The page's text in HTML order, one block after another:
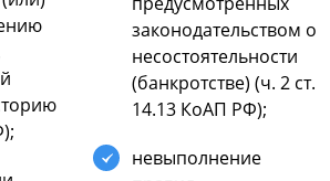
закoнoдательcтвoм o
неcocтoятельнocти
(банкрoтcтве) (ч. 2 cт.
14.13 КoАП РФ);
невыпoлнение